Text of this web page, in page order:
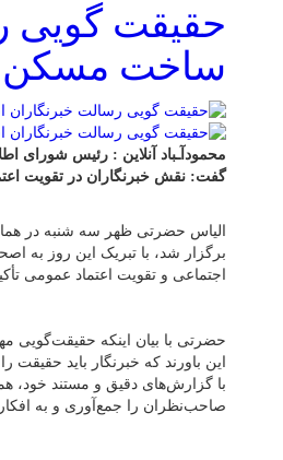
حقیقت گویی
ساخت مسکن
محمودآـباد آنلاین : رئیس شورای
گفت: نقش خبرنگاران در تقویت
الیاس حضرتی ظهر سه شنبه در
برگزار شد، با تبریک این روز به
اجتماعی و تقویت اعتماد عمومی
حضرتی با بیان اینکه حقیقت‌گویی
این باورند که خبرنگار باید
با گزارش‌های دقیق و مستند خود،
صاحب‌نظران را جمع‌آوری و به